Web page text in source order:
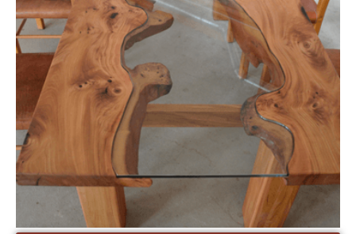
verarbeiten einheimische Hölzer wie Buche, Eiche,
Ahorn oder Esche und unterstützen so unsere
heimische Region.
mehr erfahren